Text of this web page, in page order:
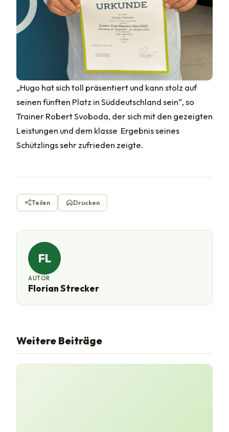
„Hugo hat sich toll präsentiert und kann stolz auf
seinen fünften Platz in Süddeutschland sein“, so
Trainer Robert Svoboda, der sich mit den gezeigten
Leistungen und dem klasse Ergebnis seines
Schützlings sehr zufrieden zeigte.
Teilen Drucken
FL
AUTOR
Florian Strecker
Weitere Beiträge